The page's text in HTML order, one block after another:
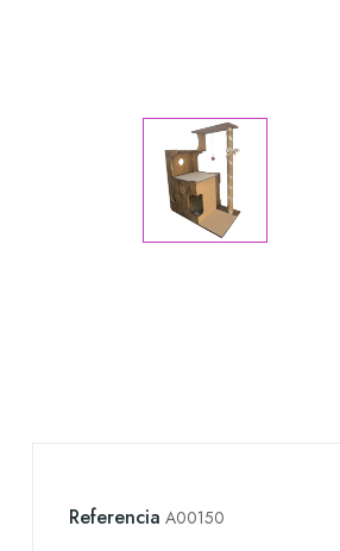
Referencia A00150